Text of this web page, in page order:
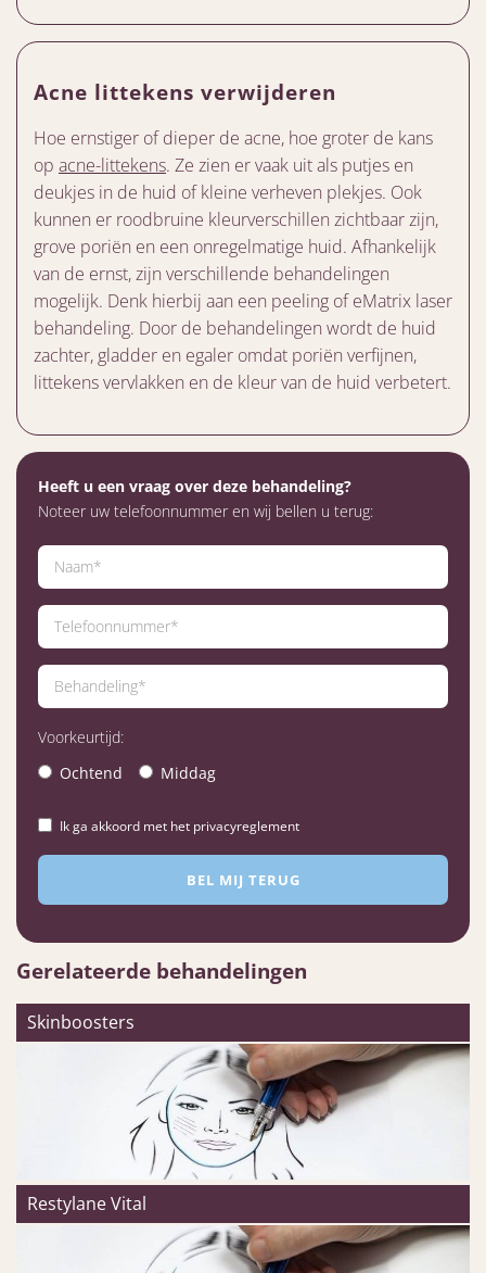
Acne littekens verwijderen
Hoe ernstiger of dieper de acne, hoe groter de kans
op acne-littekens. Ze zien er vaak uit als putjes en
deukjes in de huid of kleine verheven plekjes. Ook
kunnen er roodbruine kleurverschillen zichtbaar zijn,
grove poriën en een onregelmatige huid. Afhankelijk
van de ernst, zijn verschillende behandelingen
mogelijk. Denk hierbij aan een peeling of eMatrix laser
behandeling. Door de behandelingen wordt de huid
zachter, gladder en egaler omdat poriën verfijnen,
littekens vervlakken en de kleur van de huid verbetert.
Heeft u een vraag over deze behandeling?
Noteer uw telefoonnummer en wij bellen u terug:
Voorkeurtijd:
Ochtend
Middag
Ik ga akkoord met het privacyreglement
Gerelateerde behandelingen
Skinboosters
Restylane Vital